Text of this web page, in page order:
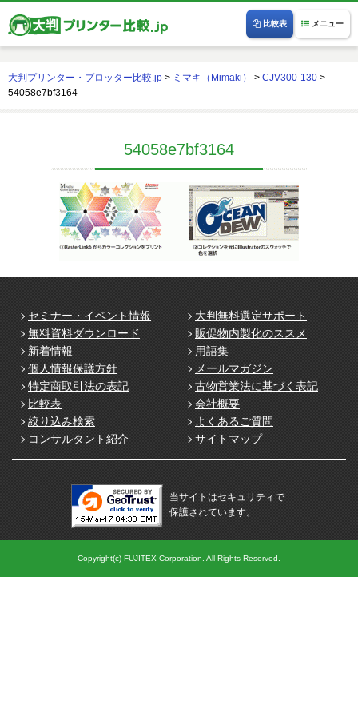
メニュー
比較表
大判プリンター・プロッター比較.jp > ミマキ（Mimaki） > CJV300-130 >
54058e7bf3164
54058e7bf3164
セミナー・イベント情報
大判無料選定サポート
無料資料ダウンロード
販促物内製化のススメ
新着情報
用語集
個人情報保護方針
メールマガジン
特定商取引法の表記
古物営業法に基づく表記
比較表
会社概要
絞り込み検索
よくあるご質問
コンサルタント紹介
サイトマップ
当サイトはセキュリティで
保護されています。
Copyright(c) FUJITEX Corporation. All Rights Reserved.